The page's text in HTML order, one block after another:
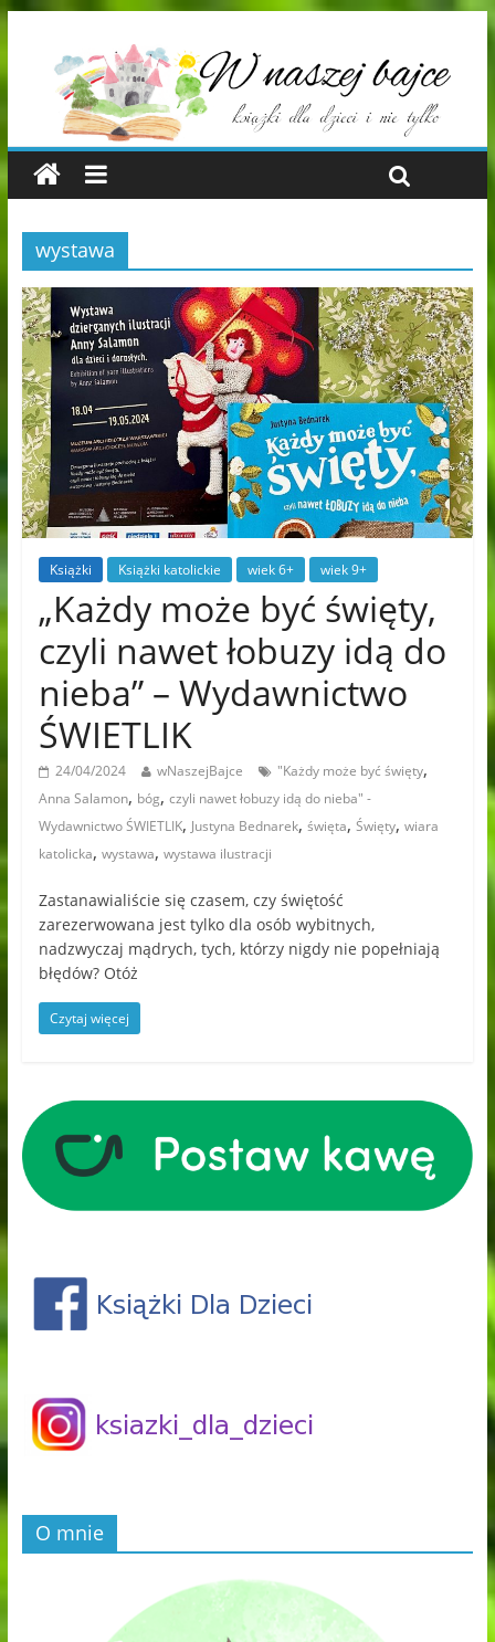
wystawa
Książki Książki katolickie wiek 6+ wiek 9+
„Każdy może być święty,
czyli nawet łobuzy idą do
nieba” – Wydawnictwo
ŚWIETLIK
24/04/2024 wNaszejBajce "Każdy może być święty,
Anna Salamon, bóg, czyli nawet łobuzy idą do nieba" -
Wydawnictwo ŚWIETLIK, Justyna Bednarek, święta, Święty, wiara
katolicka, wystawa, wystawa ilustracji
Zastanawialiście się czasem, czy świętość
zarezerwowana jest tylko dla osób wybitnych,
nadzwyczaj mądrych, tych, którzy nigdy nie popełniają
błędów? Otóż
Czytaj więcej
O mnie